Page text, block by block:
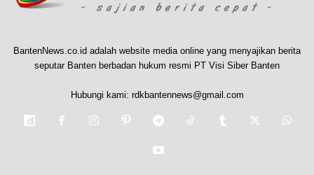
BantenNews.co.id adalah website media online yang menyajikan berita
seputar Banten berbadan hukum resmi PT Visi Siber Banten
Hubungi kami: rdkbantennews@gmail.com